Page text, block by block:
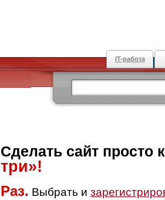
IT-работа
Сделать сайт просто
три»!
Раз. Выбрать и